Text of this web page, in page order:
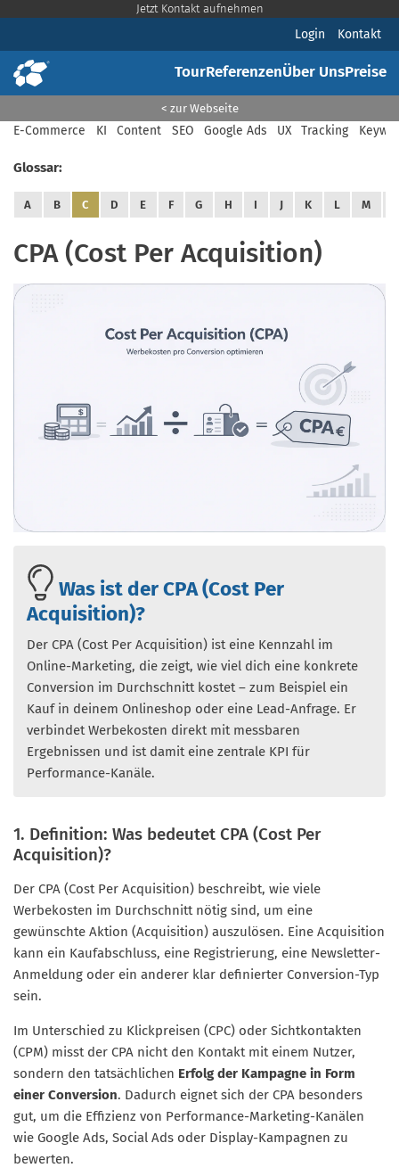
Jetzt Kontakt aufnehmen
Login Kontakt
TourReferenzenÜber UnsPreise
< zur Webseite
E-Commerce KI Content SEO Google Ads UX Tracking
Glossar:
A B C D E F G H I J K L M
CPA (Cost Per Acquisition)
Was ist der CPA (Cost Per
Acquisition)?
Der CPA (Cost Per Acquisition) ist eine Kennzahl im
Online-Marketing, die zeigt, wie viel dich eine konkrete
Conversion im Durchschnitt kostet – zum Beispiel ein
Kauf in deinem Onlineshop oder eine Lead-Anfrage. Er
verbindet Werbekosten direkt mit messbaren
Ergebnissen und ist damit eine zentrale KPI für
Performance-Kanäle.
1. Definition: Was bedeutet CPA (Cost Per
Acquisition)?
Der CPA (Cost Per Acquisition) beschreibt, wie viele
Werbekosten im Durchschnitt nötig sind, um eine
gewünschte Aktion (Acquisition) auszulösen. Eine Acquisition
kann ein Kaufabschluss, eine Registrierung, eine Newsletter-
Anmeldung oder ein anderer klar definierter Conversion-Typ
sein.
Im Unterschied zu Klickpreisen (CPC) oder Sichtkontakten
(CPM) misst der CPA nicht den Kontakt mit einem Nutzer,
sondern den tatsächlichen Erfolg der Kampagne in Form
einer Conversion. Dadurch eignet sich der CPA besonders
gut, um die Effizienz von Performance-Marketing-Kanälen
wie Google Ads, Social Ads oder Display-Kampagnen zu
bewerten.